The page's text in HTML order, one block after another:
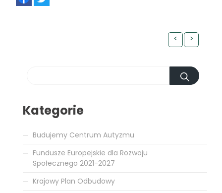
< >
Kategorie
Budujemy Centrum Autyzmu
Fundusze Europejskie dla Rozwoju
Społecznego 2021-2027
Krajowy Plan Odbudowy